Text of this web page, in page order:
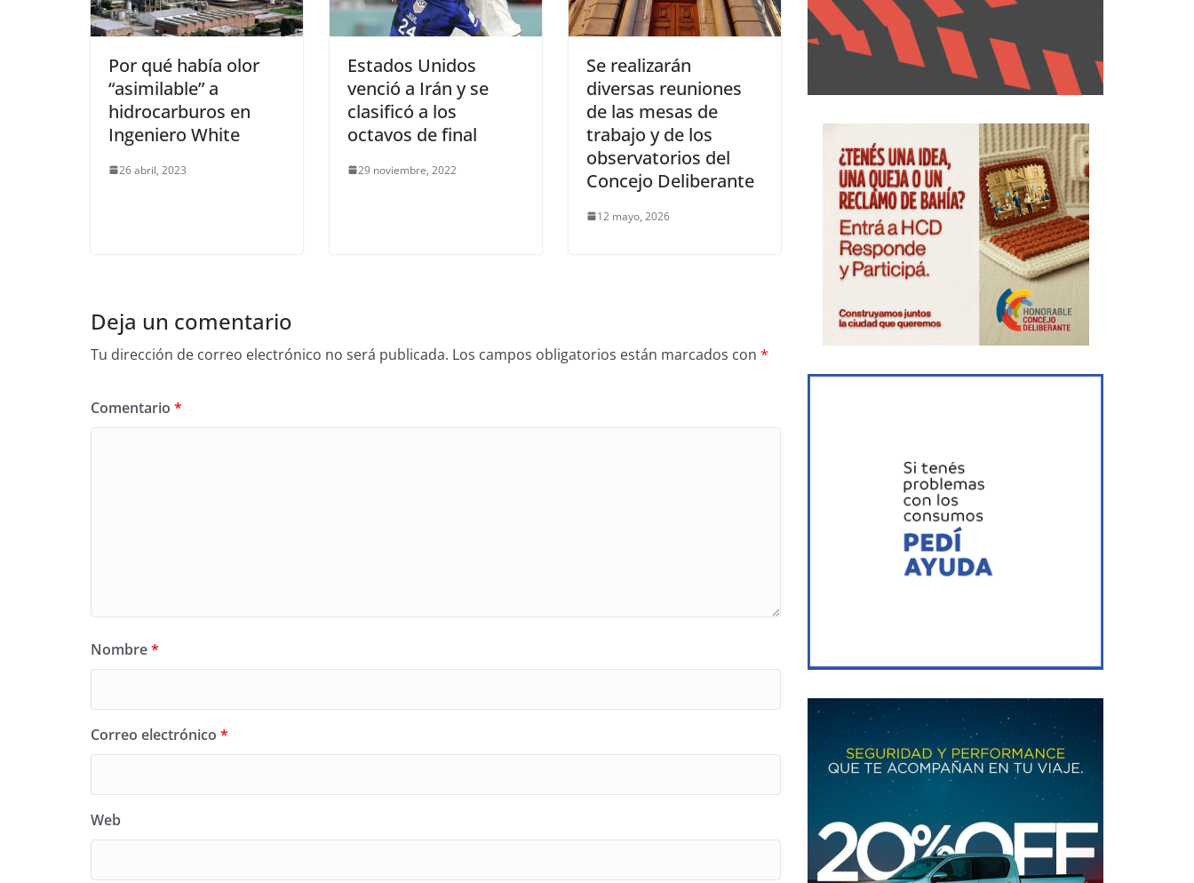
Por qué había olor
“asimilable” a
hidrocarburos en
Ingeniero White
26 abril, 2023
Estados Unidos
venció a Irán y se
clasificó a los
octavos de final
29 noviembre, 2022
Se realizarán
diversas reuniones
de las mesas de
trabajo y de los
observatorios del
Concejo Deliberante
12 mayo, 2026
Deja un comentario
Tu dirección de correo electrónico no será publicada. Los campos obligatorios están marcados con *
Comentario *
Nombre*
Correo electrónico *
Web